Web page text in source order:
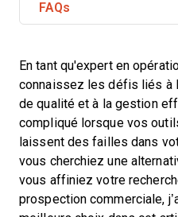
FAQs
En tant qu'expert en
connaissez les défis liés à
de qualité et à la gestion
compliqué lorsque vos
laissent des failles dans
vous cherchiez une
vous affiniez votre
prospection commerciale,